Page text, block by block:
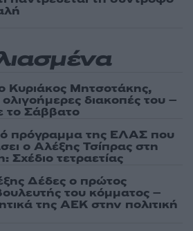
Κυριάκος Μητσοτάκης,
ολιγοήμερες διακοπές του –
το Σάββατο
πρόγραμμα της ΕΛΑΣ που
ο Αλέξης Τσίπρας στη
Σχέδιο τετραετίας
Δέδες ο πρώτος
του κόμματος –
της ΑΕΚ στην πολιτική